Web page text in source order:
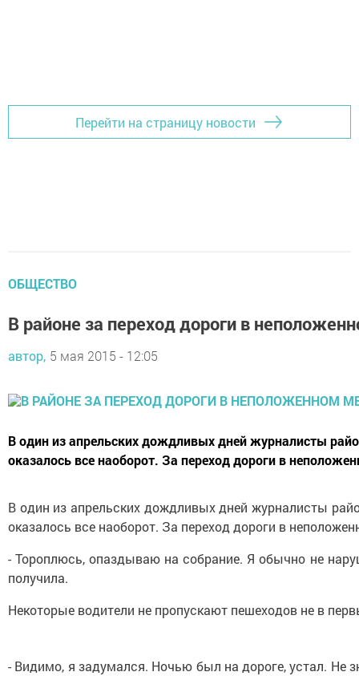
Перейти на страницу новости
ОБЩЕСТВО
В районе за переход дороги в
автор, 5 мая 2015 - 12:05
В один из апрельских дождливых дней журналисты
оказалось все наоборот. За переход дороги в
В один из апрельских дождливых дней журналисты
оказалось все наоборот. За переход дороги в
- Тороплюсь, опаздываю на собрание. Я обычно не
получила.
Некоторые водители не пропускают пешеходов не в
- Видимо, я задумался. Ночью был на дороге, устал. Не